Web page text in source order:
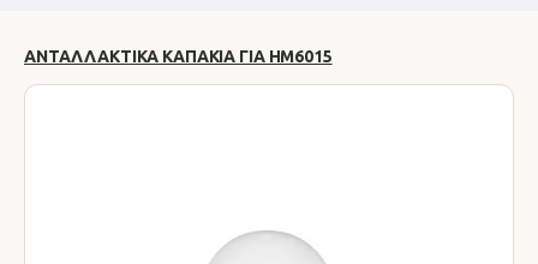
ΑΝΤΑΛΛΑΚΤΙΚΑ ΚΑΠΑΚΙΑ ΓΙΑ HM6015